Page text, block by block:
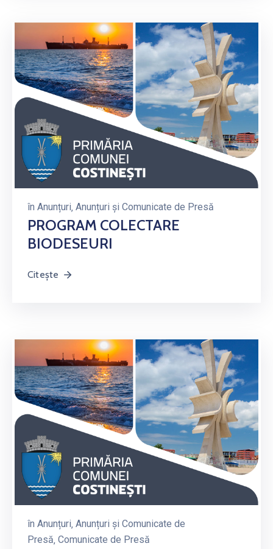
în Anunțuri‚ Anunțuri și Comunicate de Presă
PROGRAM COLECTARE
BIODESEURI
Citește
în Anunțuri‚ Anunțuri și Comunicate de
Presă‚ Comunicate de Presă